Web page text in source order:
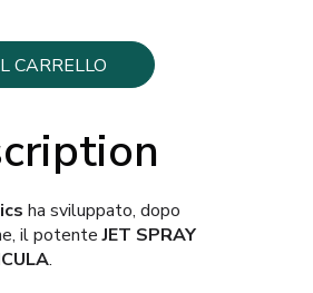
CARRELLO
ha sviluppato, dopo
il potenteJET SPRAY
.